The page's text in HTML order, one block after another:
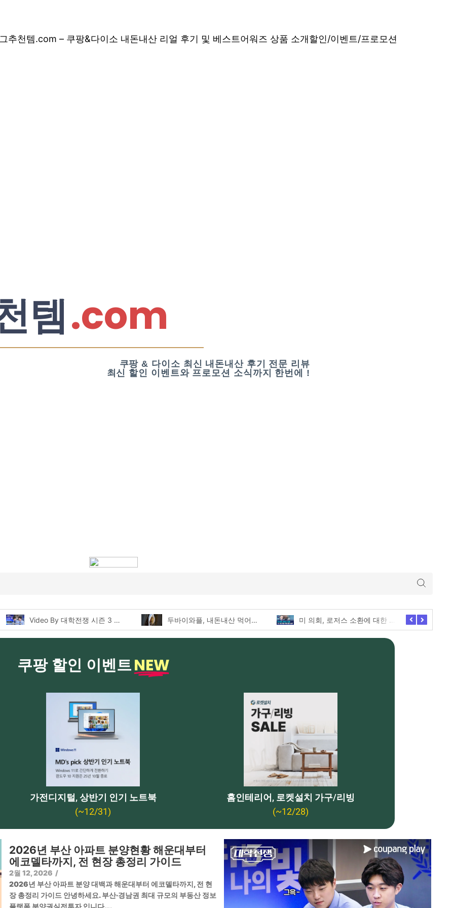
추천템.com – 쿠팡&다이소 내돈내산 리얼 후기 및 베스트어워즈 상품 소개할인/이벤트/프로모션
템.com
쿠팡 & 다이소 최신 내돈내산 후기 전문 리뷰
최신 할인 이벤트와 프로모션 소식까지 한번에 !
쿠팡 할인 이벤트 NEW
가전디지털, 상반기 인기 노트북
(~12/31)
홈인테리어, 로켓설치 가구/리빙
(~12/28)
2026년 부산 아파트 분양현황 해운대부터
에코델타까지, 전 현장 총정리 가이드
2월 12, 2026 /
2026년 부산 아파트 분양 대백과 해운대부터 에코델타까지, 전 현
장 총정리 가이드 안녕하세요. 부산·경남권 최대 규모의 부동산 정보